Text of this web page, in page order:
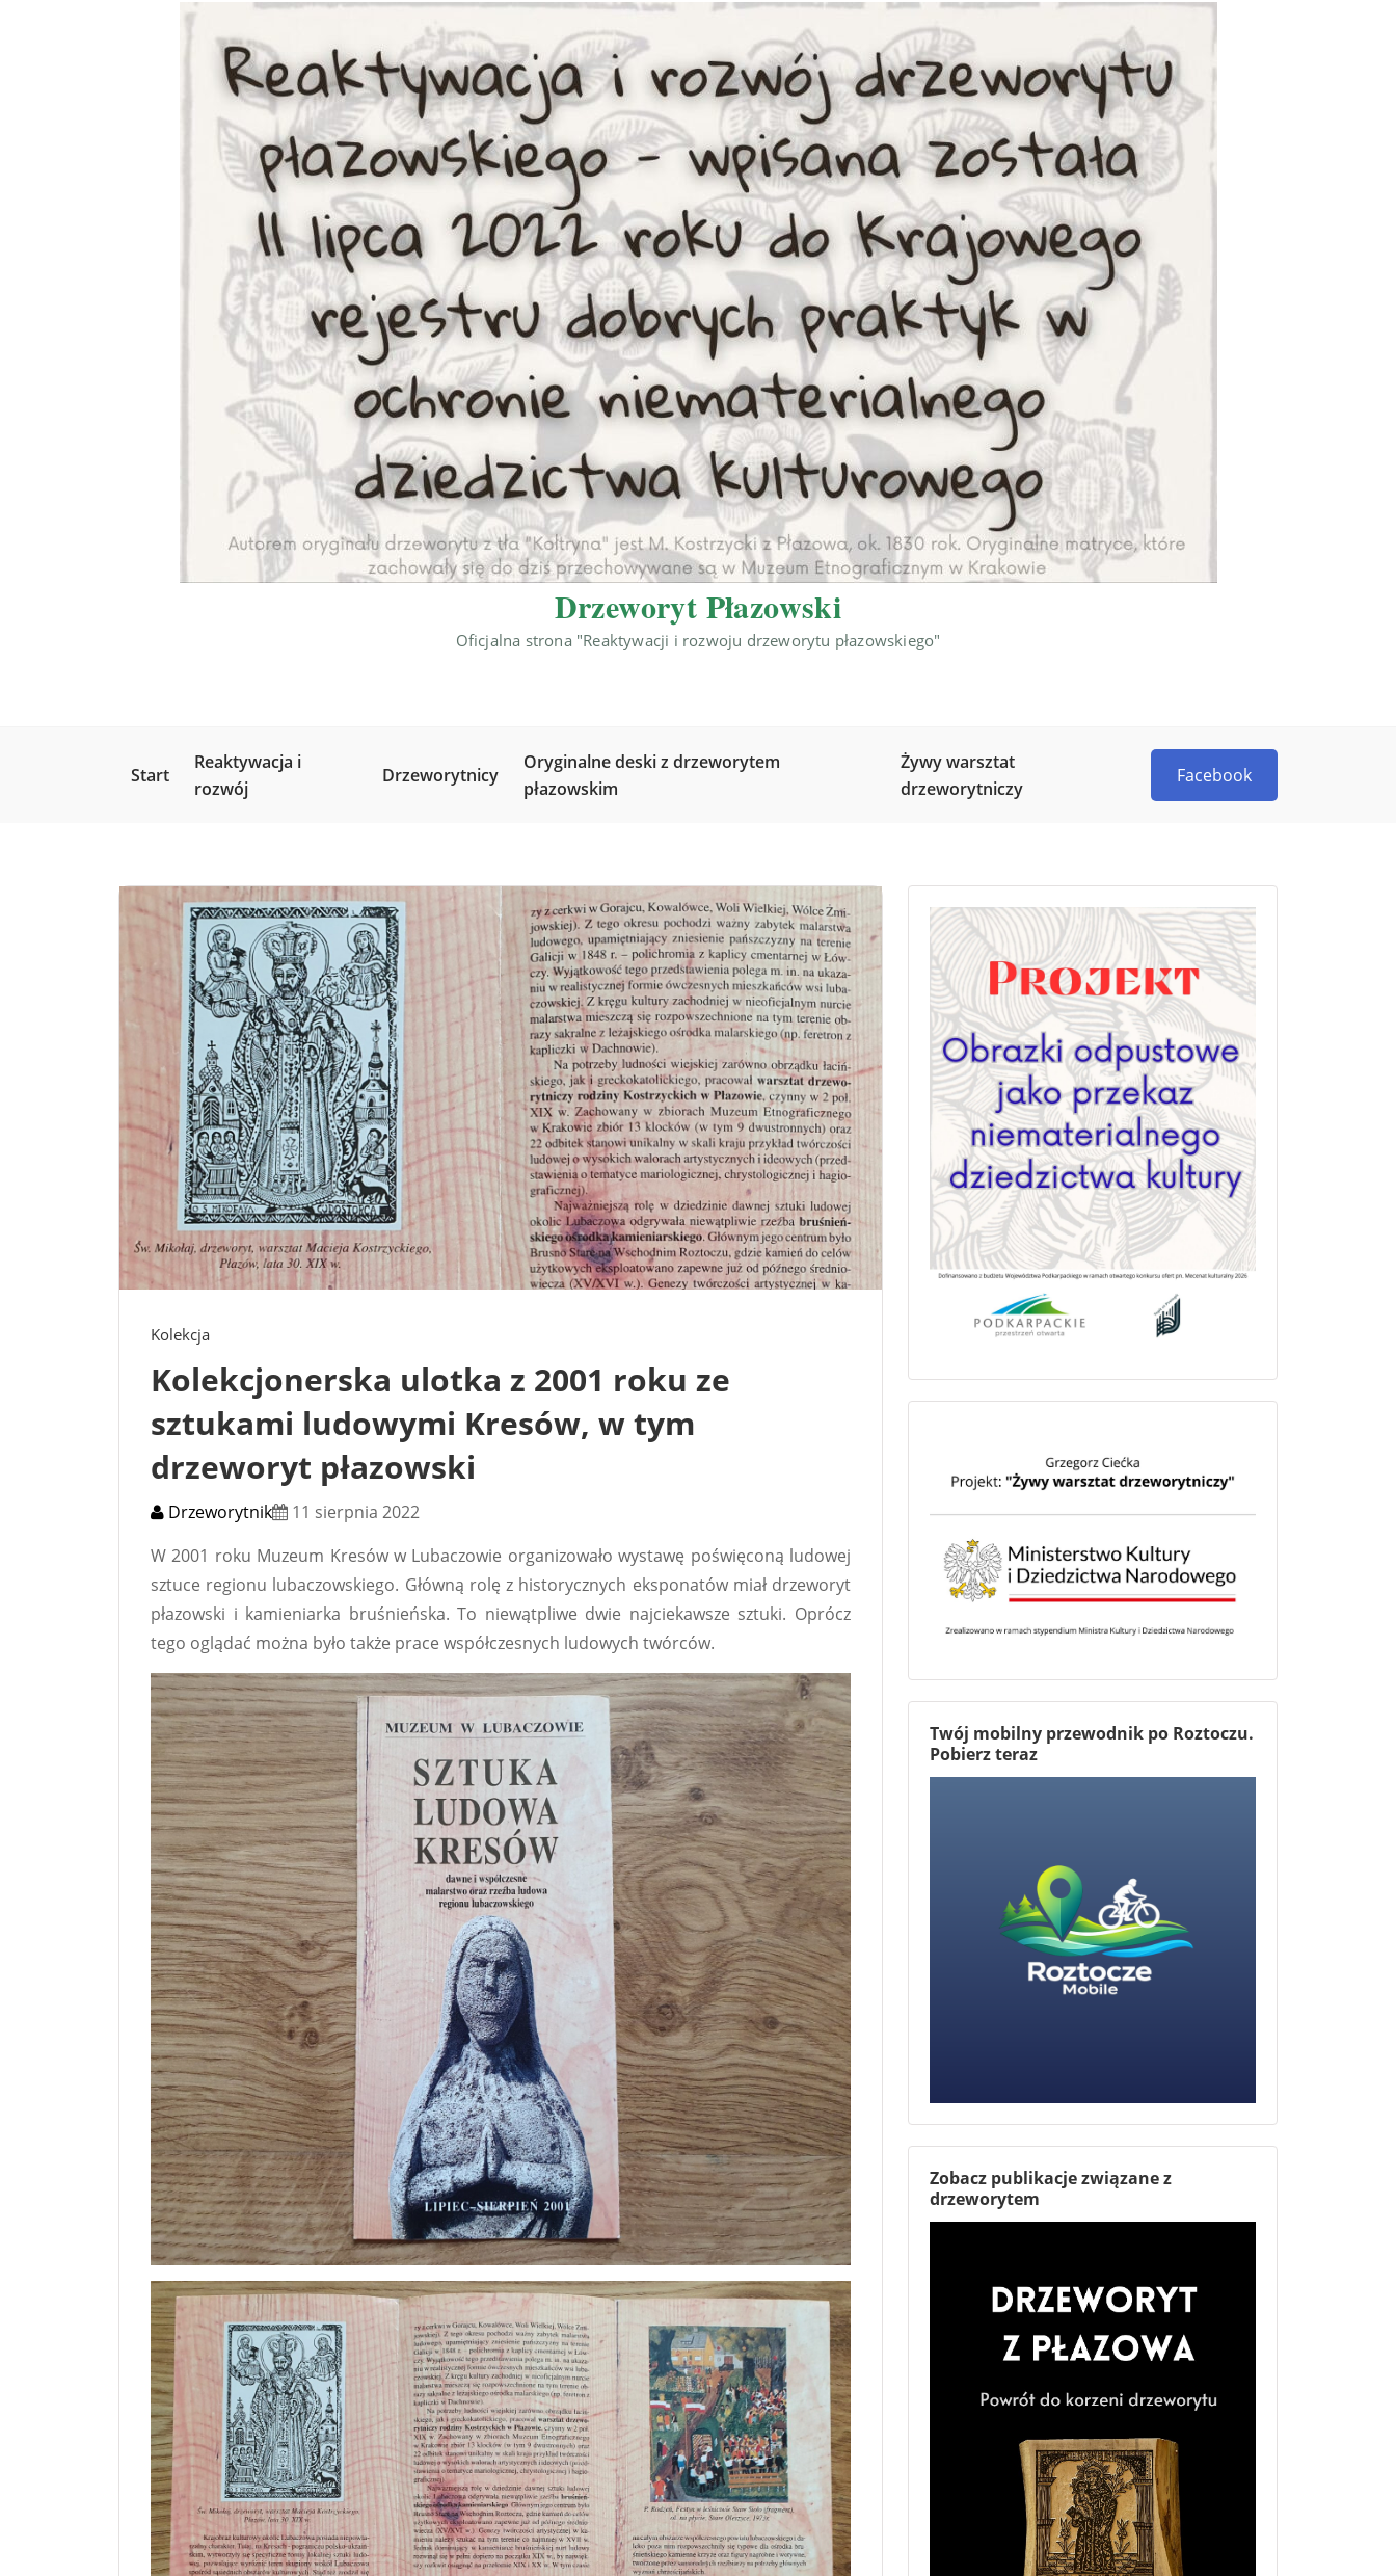
Drzeworyt Płazowski
Oficjalna strona "Reaktywacji i rozwoju drzeworytu płazowskiego"
Start
Reaktywacja i
rozwój
Drzeworytnicy
Oryginalne deski z drzeworytem
płazowskim
Żywy warsztat
drzeworytniczy
Facebook
Kolekcja
Kolekcjonerska ulotka z 2001 roku ze
sztukami ludowymi Kresów, w tym
drzeworyt płazowski
Drzeworytnik
11 sierpnia 2022
W 2001 roku Muzeum Kresów w Lubaczowie organizowało wystawę poświęconą ludowej
sztuce regionu lubaczowskiego. Główną rolę z historycznych eksponatów miał drzeworyt
płazowski i kamieniarka bruśnieńska. To niewątpliwe dwie najciekawsze sztuki. Oprócz
tego oglądać można było także prace współczesnych ludowych twórców.
Twój mobilny przewodnik po Roztoczu.
Pobierz teraz
Zobacz publikacje związane z
drzeworytem